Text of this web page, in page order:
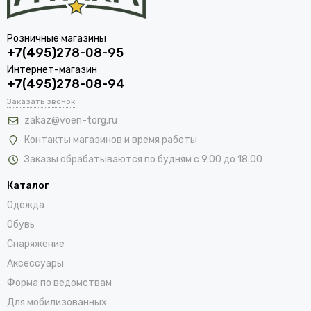
Розничные магазины
+7(495)278-08-95
Интернет-магазин
+7(495)278-08-94
Заказать звонок
zakaz@voen-torg.ru
Контакты магазинов и время работы
Заказы обрабатываются по будням с 9.00 до 18.00
Каталог
Одежда
Обувь
Снаряжение
Аксессуары
Форма по ведомствам
Для мобилизованных